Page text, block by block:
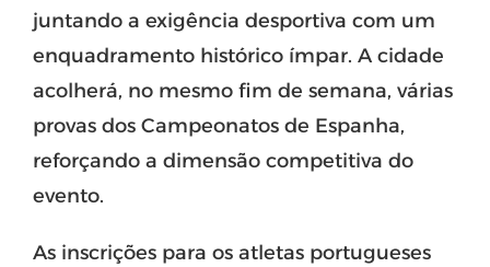
juntando a exigência desportiva com um
enquadramento histórico ímpar. A cidade
acolherá, no mesmo fim de semana, várias
provas dos Campeonatos de Espanha,
reforçando a dimensão competitiva do
evento.
As inscrições para os atletas portugueses